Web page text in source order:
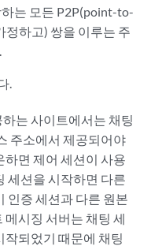
는 모든 P2P(point-to-
하고) 쌍을 이루는 주
.
는 사이트에서는 채팅
주소에서 제공되어야
하면 제어 세션이 사용
세션을 시작하면 다른
인증 세션과 다른 원본
시징 서버는 채팅 세
작되었기 때문에 채팅